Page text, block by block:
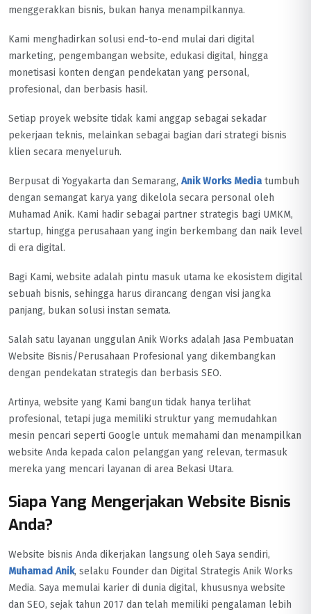
menggerakkan bisnis, bukan hanya menampilkannya.
Kami menghadirkan solusi end-to-end mulai dari digital
marketing, pengembangan website, edukasi digital, hingga
monetisasi konten dengan pendekatan yang personal,
profesional, dan berbasis hasil.
Setiap proyek website tidak kami anggap sebagai sekadar
pekerjaan teknis, melainkan sebagai bagian dari strategi bisnis
klien secara menyeluruh.
Berpusat di Yogyakarta dan Semarang, Anik Works Media tumbuh
dengan semangat karya yang dikelola secara personal oleh
Muhamad Anik. Kami hadir sebagai partner strategis bagi UMKM,
startup, hingga perusahaan yang ingin berkembang dan naik level
di era digital.
Bagi Kami, website adalah pintu masuk utama ke ekosistem digital
sebuah bisnis, sehingga harus dirancang dengan visi jangka
panjang, bukan solusi instan semata.
Salah satu layanan unggulan Anik Works adalah Jasa Pembuatan
Website Bisnis/Perusahaan Profesional yang dikembangkan
dengan pendekatan strategis dan berbasis SEO.
Artinya, website yang Kami bangun tidak hanya terlihat
profesional, tetapi juga memiliki struktur yang memudahkan
mesin pencari seperti Google untuk memahami dan menampilkan
website Anda kepada calon pelanggan yang relevan, termasuk
mereka yang mencari layanan di area Bekasi Utara.
Siapa Yang Mengerjakan Website Bisnis
Anda?
Website bisnis Anda dikerjakan langsung oleh Saya sendiri,
Muhamad Anik, selaku Founder dan Digital Strategis Anik Works
Media. Saya memulai karier di dunia digital, khususnya website
dan SEO, sejak tahun 2017 dan telah memiliki pengalaman lebih